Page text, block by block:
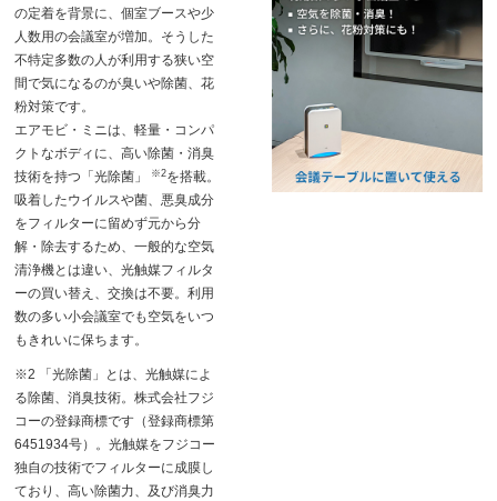
の定着を背景に、個室ブースや少
人数用の会議室が増加。そうした
不特定多数の人が利用する狭い空
間で気になるのが臭いや除菌、花
粉対策です。
エアモビ・ミニは、軽量・コンパ
クトなボディに、高い除菌・消臭
技術を持つ「光除菌」
※2を搭載。
吸着したウイルスや菌、悪臭成分
をフィルターに留めず元から分
解・除去するため、一般的な空気
清浄機とは違い、光触媒フィルタ
ーの買い替え、交換は不要。利用
数の多い小会議室でも空気をいつ
もきれいに保ちます。
※2 「光除菌」とは、光触媒によ
る除菌、消臭技術。株式会社フジ
コーの登録商標です（登録商標第
6451934号）。光触媒をフジコー
独自の技術でフィルターに成膜し
ており、高い除菌力、及び消臭力